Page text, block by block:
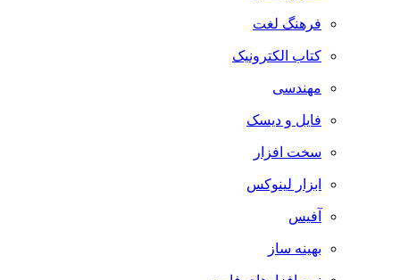
فرهنگ لغت
کتاب الکترونیک
مهندسی
فایل و دیسک
سخت افزار
ابزار لینوکس
آفیس
بهینه ساز